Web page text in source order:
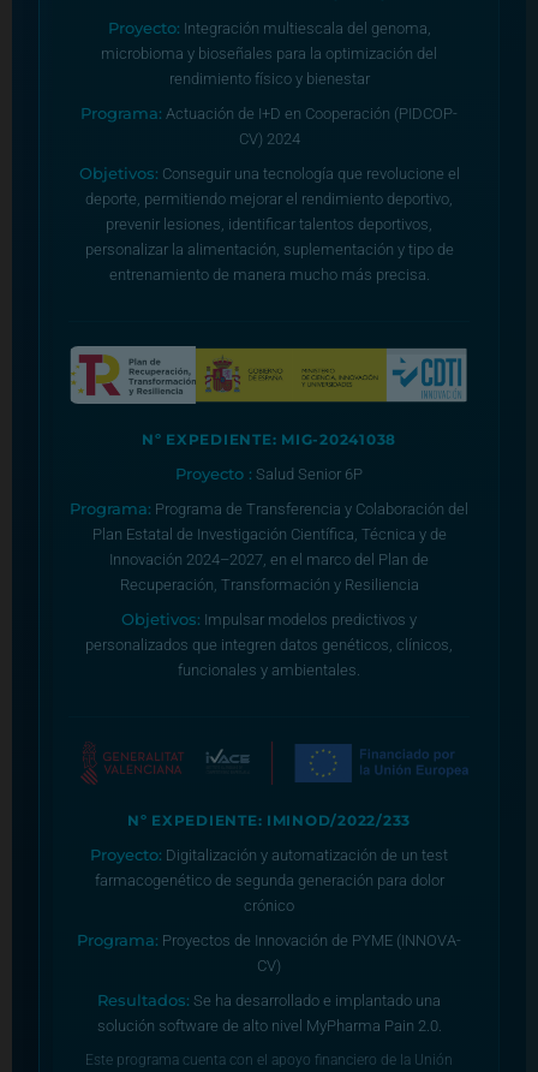
Proyecto: Integración multiescala del genoma,
microbioma y bioseñales para la optimización del
rendimiento físico y bienestar
Programa: Actuación de I+D en Cooperación (PIDCOP-
CV) 2024
Objetivos: Conseguir una tecnología que revolucione el
deporte, permitiendo mejorar el rendimiento deportivo,
prevenir lesiones, identificar talentos deportivos,
personalizar la alimentación, suplementación y tipo de
entrenamiento de manera mucho más precisa.
Nº EXPEDIENTE: MIG-20241038
Proyecto : Salud Senior 6P
Programa: Programa de Transferencia y Colaboración del
Plan Estatal de Investigación Científica, Técnica y de
Innovación 2024–2027, en el marco del Plan de
Recuperación, Transformación y Resiliencia
Objetivos: Impulsar modelos predictivos y
personalizados que integren datos genéticos, clínicos,
funcionales y ambientales.
Nº EXPEDIENTE: IMINOD/2022/233
Proyecto: Digitalización y automatización de un test
farmacogenético de segunda generación para dolor
crónico
Programa: Proyectos de Innovación de PYME (INNOVA-
CV)
Resultados: Se ha desarrollado e implantado una
solución software de alto nivel MyPharma Pain 2.0.
Este programa cuenta con el apoyo financiero de la Unión